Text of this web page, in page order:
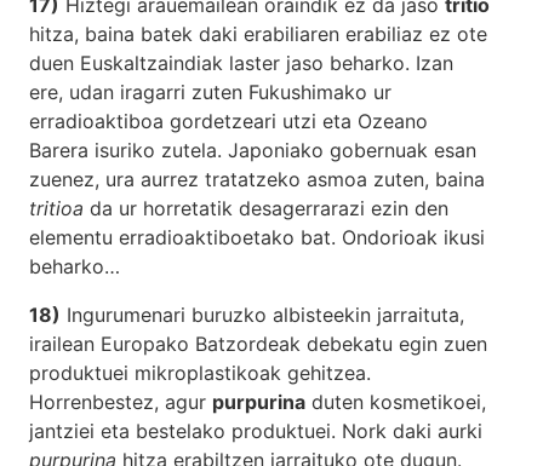
hitza, baina batek daki erabiliaren erabiliaz ez ote
duen Euskaltzaindiak laster jaso beharko. Izan
ere, udan iragarri zuten Fukushimako ur
erradioaktiboa gordetzeari utzi eta Ozeano
Barera isuriko zutela. Japoniako gobernuak esan
zuenez, ura aurrez tratatzeko asmoa zuten, baina
tritioa da ur horretatik desagerrarazi ezin den
elementu erradioaktiboetako bat. Ondorioak ikusi
beharko…
18) Ingurumenari buruzko albisteekin jarraituta,
irailean Europako Batzordeak debekatu egin zuen
produktuei mikroplastikoak gehitzea.
Horrenbestez, agur purpurina duten kosmetikoei,
jantziei eta bestelako produktuei. Nork daki aurki
purpurina hitza erabiltzen jarraituko ote dugun.